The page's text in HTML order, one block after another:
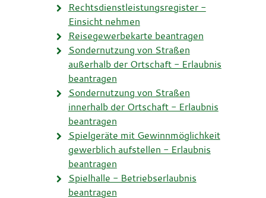
Rechtsdienstleistungsregister -
Einsicht nehmen
Reisegewerbekarte beantragen
Sondernutzung von Straßen
außerhalb der Ortschaft - Erlaubnis
beantragen
Sondernutzung von Straßen
innerhalb der Ortschaft - Erlaubnis
beantragen
Spielgeräte mit Gewinnmöglichkeit
gewerblich aufstellen - Erlaubnis
beantragen
Spielhalle - Betriebserlaubnis
beantragen